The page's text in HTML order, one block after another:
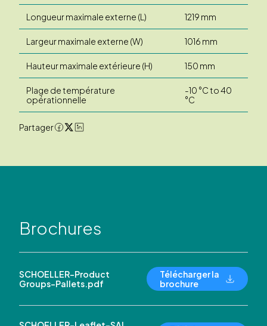
Longueur maximale externe (L) 1219 mm
Largeur maximale externe (W) 1016 mm
Hauteur maximale extérieure (H) 150 mm
Plage de température
opérationnelle
-10 °C to 40
°C
Partager
Brochures
SCHOELLER-Product
Groups-Pallets.pdf
Télécharger la
brochure